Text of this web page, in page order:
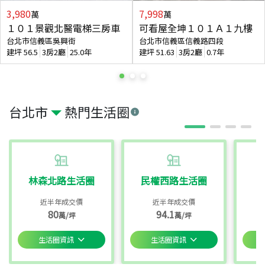
台北市 熱門生活圈
林森北路生活圈
近半年成交價
80萬/坪
生活圈資訊
民權西路生活圈
近半年成交價
94.1萬/坪
生活圈資訊
3,980萬
１０１景觀北醫電梯三房車
台北市信義區吳興街
建坪56.5 3房2廳 25.0年
7,998萬
可看屋全坤１０１Ａ１九樓
台北市信義區信義路四段
建坪51.63 3房2廳 0.7年